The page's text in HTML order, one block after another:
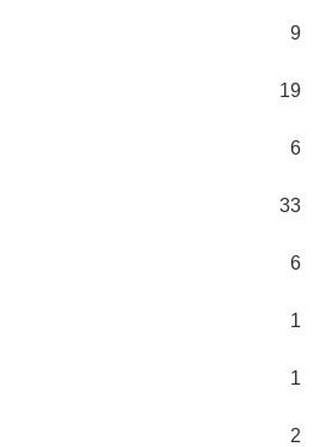
9
19
6
33
6
1
1
2